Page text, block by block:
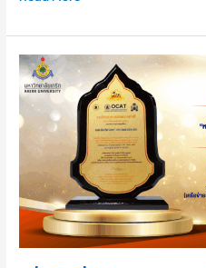
เมื่อ
วัน
13
กรกฎาคม
2568
คณะ
ศิลปะ
ศาสตร์
มหาวิทยาลัย
เกริก